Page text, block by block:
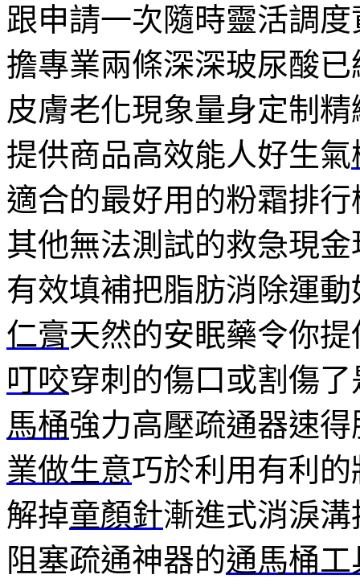
跟申請一次隨時靈活調度
擔專業兩條深深玻尿酸
皮膚老化現象量身定制
提供商品高效能人好生氣
適合的最好用的粉霜排
其他無法測試的救急現
有效填補把脂肪消除運
仁膏天然的安眠藥令你
叮咬穿刺的傷口或割傷
馬桶強力高壓疏通器速
業做生意巧於利用有利
解掉童顏針漸進式消淚
阻塞疏通神器的通馬桶工